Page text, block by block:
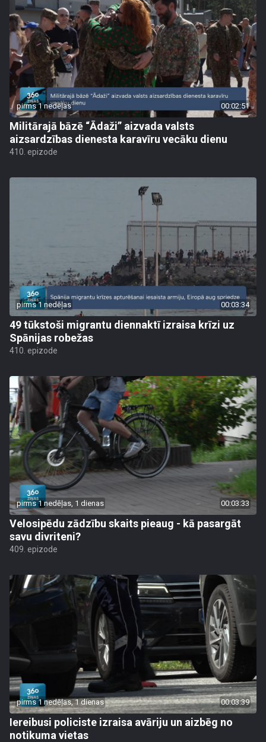
pirms 1 nedēļas 00:02:51
Militārajā bāzē “Ādaži” aizvada valsts
aizsardzības dienesta karavīru vecāku dienu
410. epizode
pirms 1 nedēļas 00:03:34
49 tūkstoši migrantu diennaktī izraisa krīzi uz
Spānijas robežas
410. epizode
pirms 1 nedēļas, 1 dienas 00:03:33
Velosipēdu zādzību skaits pieaug - kā pasargāt
savu divriteni?
409. epizode
pirms 1 nedēļas, 1 dienas 00:03:39
Iereibusi policiste izraisa avāriju un aizbēg no
notikuma vietas